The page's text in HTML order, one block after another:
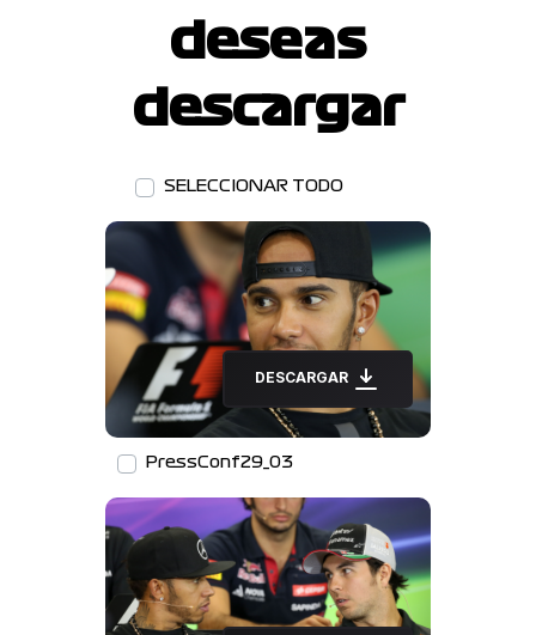
deseas
descargar
SELECCIONAR TODO
DESCARGAR
PressConf29_03